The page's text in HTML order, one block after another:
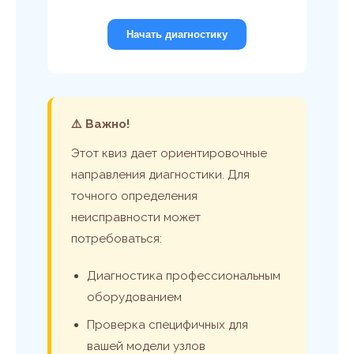
Начать диагностику
⚠️ Важно!
Этот квиз дает ориентировочные
направления диагностики. Для
точного определения
неисправности может
потребоваться:
Диагностика профессиональным
оборудованием
Проверка специфичных для
вашей модели узлов